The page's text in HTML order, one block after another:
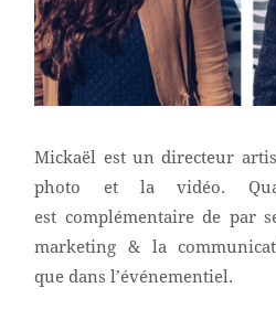
Mickaël est un directeur
photo et la vidéo.
est complémentaire de par
marketing & la
que dans l’événementiel.